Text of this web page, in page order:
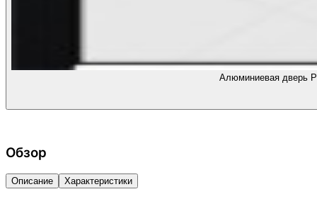
Алюминиевая дверь
Обзор
Описание Характеристики